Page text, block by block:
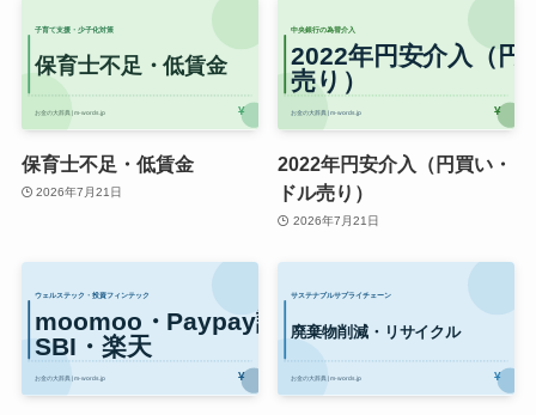
保育士不足・低賃金
2026年7月21日
2022年円安介入（円買い・
ドル売り）
2026年7月21日